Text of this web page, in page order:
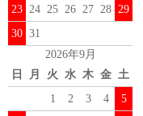
23 24 25 26 27 28 29
30 31
2026年9月
日
月 火 水 木 金 土
1
2 3 4
5